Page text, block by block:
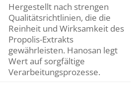
Hergestellt nach strengen
Qualitätsrichtlinien, die die
Reinheit und Wirksamkeit des
Propolis-Extrakts
gewährleisten. Hanosan legt
Wert auf sorgfältige
Verarbeitungsprozesse.